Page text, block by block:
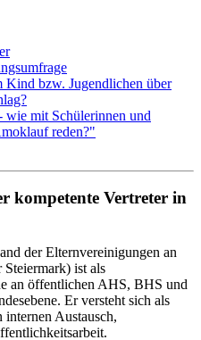
Kind bzw. Jugendlichen über
wie mit Schülerinnen und
reden?"
kompetente Vertreter in
der Elternvereinigungen an
ist als
an öffentlichen AHS, BHS und
Er versteht sich als
Austausch,